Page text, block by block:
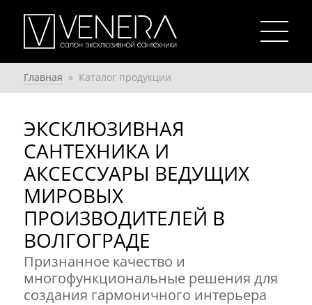
Главная » Каталог продукции
ЭКСКЛЮЗИВНАЯ
САНТЕХНИКА И
АКСЕССУАРЫ ВЕДУЩИХ
МИРОВЫХ
ПРОИЗВОДИТЕЛЕЙ В
ВОЛГОГРАДЕ
Признанное качество и
многофункциональные решения для
создания гармоничного интерьера